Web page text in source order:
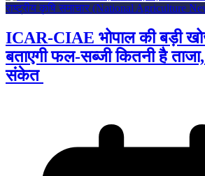
राष्ट्रीय कृषि समाचार (National Agriculture
ICAR-CIAE भोपाल की बड़ी
बताएगी फल-सब्जी कितनी है
संकेत